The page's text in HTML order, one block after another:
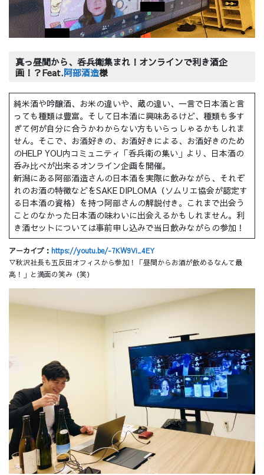
真っ昼間から、呑兵衛集まれ！オンラインで利き酒企
画！？Feat.阿部酒造様
純米酒や吟醸酒、お米の違いや、蔵の違い、一言で日本酒と言
っても種類は豊富。そして日本酒に興味あるけど、種類も多す
ぎて何が自分に合うかわからない方もいらっしゃるかもしれま
せん。そこで、お酒好きの、お酒好きによる、お酒好きのため
のHELP YOU内コミュニティ「呑兵衛の集い」より、日本酒の
呑み比べが出来るオンライン企画を開催。
新潟にある阿部酒造さんの日本酒を実際に飲みながら、それぞ
れのお酒の特徴などをSAKE DIPLOMA（ソムリエ協会が認定す
る日本酒の資格）を持つ阿部さんの解説付き。これまで出会う
ことのなかった日本酒の味わいに出会えるかもしれません。利
き酒セットについては事前申し込みで当日飲みながらの参加！
アーカイブ： https://youtu.be/-7KW9Vi_4EY
▽秋沢社長も五反田オフィスから参加！「昼間からお酒が飲めるなんて最
高！」と満面の笑み（笑）